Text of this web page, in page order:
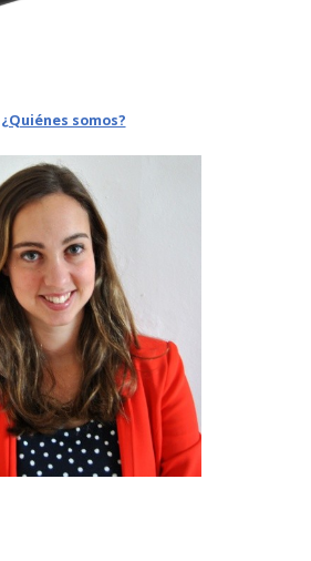
¿Quiénes somos?